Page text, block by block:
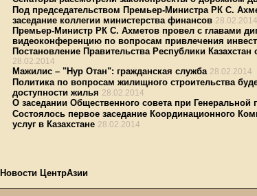
Под председательством Премьер-Министра РК С.
заседание коллегии министерства финансов 28.02.2014
Премьер-Министр РК С. Ахметов провел с главами
видеоконференцию по вопросам привлечения
Постановление Правительства Республики
28.02.2014
Мажилис – "Нур Отан": гражданская служба 28.02.2014
Политика по вопросам жилищного строительства
доступности жилья 28.02.2014
О заседании Общественного совета при Генеральной
Состоялось первое заседание Координационного
услуг в Казахстане 28.02.2014
Новости ЦентрАзии